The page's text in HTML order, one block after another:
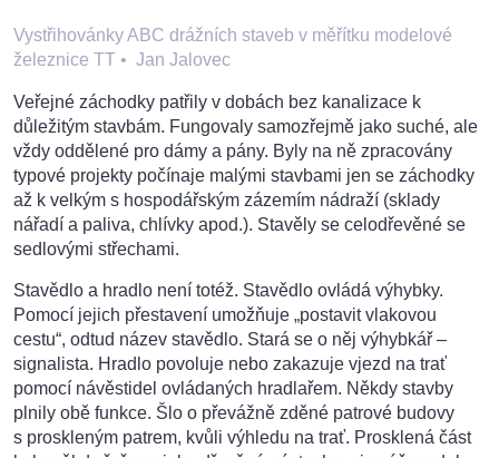
Vystřihovánky ABC drážních staveb v měřítku modelové
železnice TT • Jan Jalovec
Veřejné záchodky patřily v dobách bez kanalizace k
důležitým stavbám. Fungovaly samozřejmě jako suché, ale
vždy oddělené pro dámy a pány. Byly na ně zpracovány
typové projekty počínaje malými stavbami jen se záchodky
až k velkým s hospodářským zázemím nádraží (sklady
nářadí a paliva, chlívky apod.). Stavěly se celodřevěné se
sedlovými střechami.
Stavědlo a hradlo není totéž. Stavědlo ovládá výhybky.
Pomocí jejich přestavení umožňuje „postavit vlakovou
cestu“, odtud název stavědlo. Stará se o něj výhybkář –
signalista. Hradlo povoluje nebo zakazuje vjezd na trať
pomocí návěstidel ovládaných hradlařem. Někdy stavby
plnily obě funkce. Šlo o převážně zděné patrové budovy
s proskleným patrem, kvůli výhledu na trať. Prosklená část